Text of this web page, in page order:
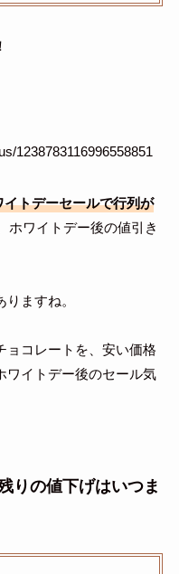
1238783116996558851
トデーセールで行列が
ホワイトデー後の値引き
ますね。
ョコレートを、安い価格
ワイトデー後のセール気
りの値下げはいつま